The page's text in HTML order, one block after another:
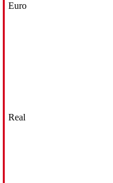
Euro
Real